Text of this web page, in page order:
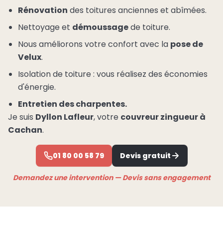
Rénovation des toitures anciennes et abîmées.
Nettoyage et démoussagede toiture.
Nous améliorons votre confort avec la pose de
Velux.
Isolation de toiture : vous réalisez des économies
d'énergie.
Entretien des charpentes.
Je suis Dyllon Lafleur, votre couvreur zingueur à
Cachan.
01 80 00 58 79 Devis gratuit
Demandez une intervention — Devis sans engagement